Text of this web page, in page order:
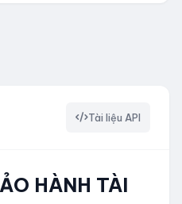
Tài liệu API
HÀNH TÀI